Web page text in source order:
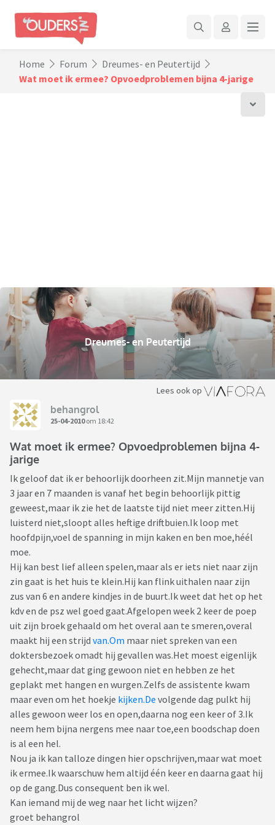
Home Forum
Dreumes- en Peutertijd
Wat moet ik ermee? Opvoedproblemen bijna 4-jarige
Dreumes- en Peutertijd
Lees ook op
behangrol
25-04-2010om 18:42
Wat moet ik ermee? Opvoedproblemen bijna 4-
jarige
Ik geloof dat ik er behoorlijk doorheen zit.Mijn mannetje van
3 jaar en 7 maanden is vanaf het begin behoorlijk pittig
geweest,maar ik zie het de laatste tijd niet meer zitten.Hij
luisterd niet,sloopt alles heftige driftbuien.Ik loop met
hoofdpijn,voel de spanning in mijn kaken en ben moe,héél
moe.
Hij kan best lief alleen spelen,maar als er iets niet naar zijn
zin gaat is het huis te klein.Hij kan flink uithalen naar zijn
zus van 6 en andere kindjes in de buurt.Ik weet dat het op het
kdv en de psz wel goed gaat.Afgelopen week 2 keer de poep
uit zijn broek gehaald om het overal aan te smeren,overal
maakt hij een strijd van.Om maar niet spreken van een
doktersbezoek omadt hij gevallen was.Het moest eigenlijk
gehecht,maar dat ging gewoon niet en hebben ze het
geplakt met hangen en wurgen.Zelfs de assistente kwam
maar even om het hoekje kijken.De volgende dag pulkt hij
alles gewoon weer los en open,daarna nog een keer of 3.Ik
neem hem bijna nergens mee naar toe,een boodschap doen
is al een hel.
Nou ja ik kan talloze dingen hier opschrijven,maar wat moet
ik ermee.Ik waarschuw hem altijd één keer en daarna gaat hij
op de gang.Dus consequent ben ik wel.
Kan iemand mij de weg naar het licht wijzen?
groet behangrol